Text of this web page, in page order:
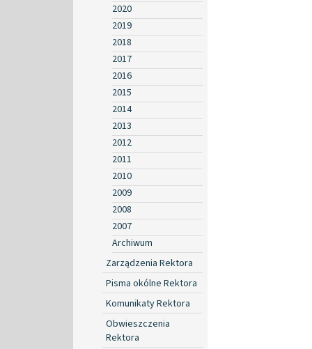
2020
2019
2018
2017
2016
2015
2014
2013
2012
2011
2010
2009
2008
2007
Archiwum
Zarządzenia Rektora
Pisma okólne Rektora
Komunikaty Rektora
Obwieszczenia
Rektora